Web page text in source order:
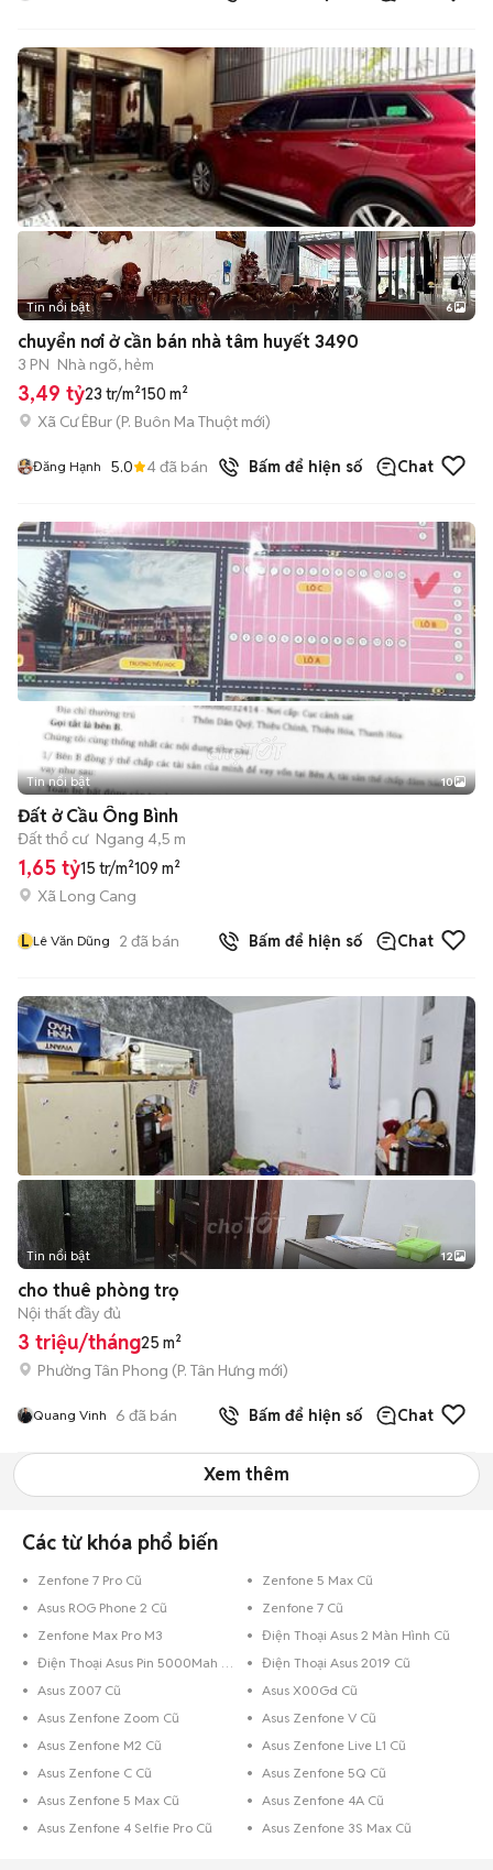
+2
Tin nổi bật 6
chuyển nơi ở cần bán nhà tâm huyết 3490
3 PN Nhà ngõ, hẻm
3,49 tỷ23 tr/m²150 m²
Xã Cư ÊBur (P. Buôn Ma Thuột mới)
Đăng Hạnh 5.0 4đã bán Bấm để hiện số Chat
+2
Tin nổi bật 10
Đất ở Cầu Ông Bình
Đất thổ cư Ngang 4,5 m
1,65 tỷ15 tr/m²109 m²
Xã Long Cang
L Lê Văn Dũng 2 đã bán Bấm để hiện số Chat
+2
Tin nổi bật 12
cho thuê phòng trọ
Nội thất đầy đủ
3 triệu/tháng25 m²
Phường Tân Phong (P. Tân Hưng mới)
Quang Vinh 6 đã bán Bấm để hiện số Chat
Xem thêm
Các từ khóa phổ biến
Zenfone 7 Pro Cũ
Zenfone 5 Max Cũ
Asus ROG Phone 2 Cũ
Zenfone 7 Cũ
Zenfone Max Pro M3
Điện Thoại Asus 2 Màn Hình Cũ
Điện Thoại Asus Pin 5000Mah Cũ
Điện Thoại Asus 2019 Cũ
Asus Z007 Cũ
Asus X00Gd Cũ
Asus Zenfone Zoom Cũ
Asus Zenfone V Cũ
Asus Zenfone M2 Cũ
Asus Zenfone Live L1 Cũ
Asus Zenfone C Cũ
Asus Zenfone 5Q Cũ
Asus Zenfone 5 Max Cũ
Asus Zenfone 4A Cũ
Asus Zenfone 4 Selfie Pro Cũ
Asus Zenfone 3S Max Cũ